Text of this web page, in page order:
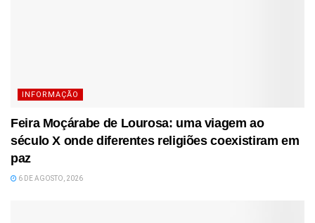
INFORMAÇÃO
Feira Moçárabe de Lourosa: uma viagem ao
século X onde diferentes religiões coexistiram em
paz
6 DE AGOSTO, 2026